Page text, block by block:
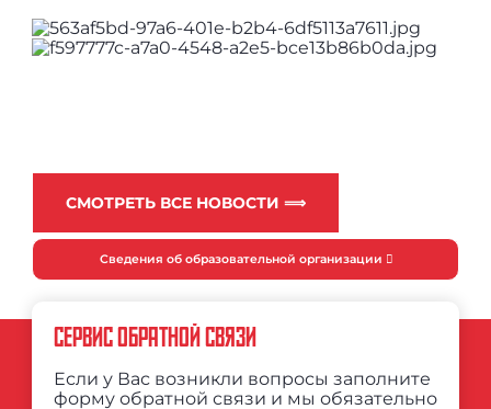
СМОТРЕТЬ ВСЕ НОВОСТИ ⟹
Сведения об образовательной организации
СЕРВИС ОБРАТНОЙ СВЯЗИ
Если у Вас возникли вопросы заполните
форму обратной связи и мы обязательно